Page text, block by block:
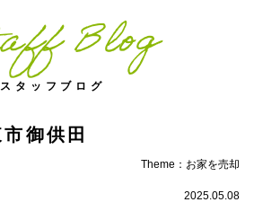
Blog
スタッフブログ
御供田
Theme： お家を売却
2025.05.08